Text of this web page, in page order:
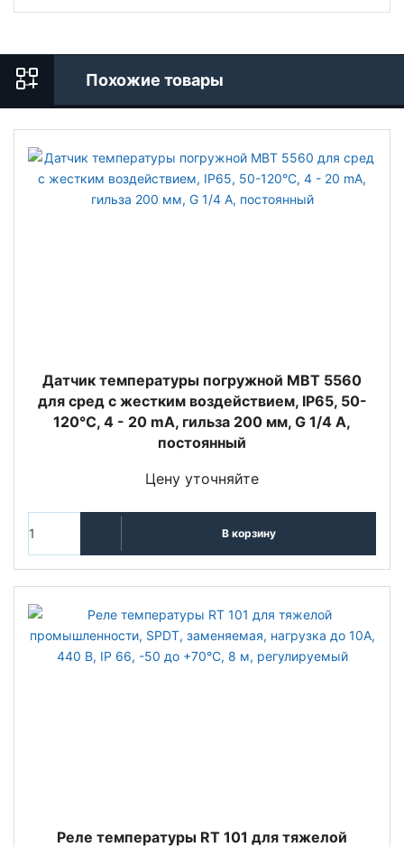
Похожие товары
Датчик температуры погружной MBT 5560
для сред с жестким воздействием, IP65, 50-
120°C, 4 - 20 mA, гильза 200 мм, G 1/4 A,
постоянный
Цену уточняйте
В корзину
Реле температуры RT 101 для тяжелой